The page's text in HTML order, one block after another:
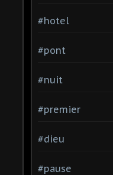
#hotel
#pont
#nuit
#premier
#dieu
#pause